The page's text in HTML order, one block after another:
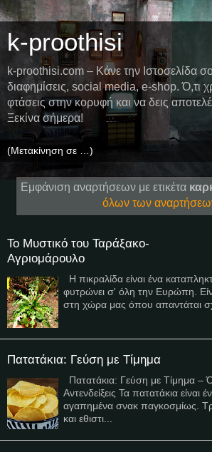
k-proothisi
k-proothisi.com – Κάνε την Ιστοσελίδα
διαφημίσεις, social media, e-shop. Ό,τι
φτάσεις στην κορυφή και να δεις
Ξεκίνα σήμερα!
Εμφάνιση αναρτήσεων με ετικέτα
όλων των
Το Μυστικό του Ταράξακο-
Αγριομάρουλο
Η πικραλίδα είναι ένα
φυτρώνει σ' όλη την Ευρώπη.
στη χώρα μας όπου απαντάται
Πατατάκια: Γεύση με Τίμημα
Πατατάκια: Γεύση με Τίμημα –
Αντενδείξεις Τα πατατάκια είναι
αγαπημένα σνακ παγκοσμίως.
και εθιστι...